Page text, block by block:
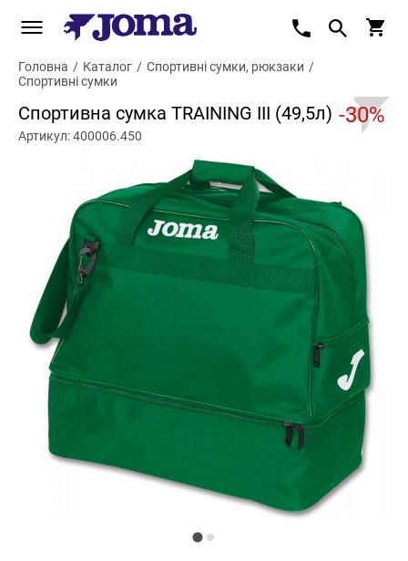
Головна / Каталог / Спортивні сумки, рюкзаки /
Спортивні сумки
Спортивна сумка TRAINING III (49,5л) -30%
Артикул: 400006.450